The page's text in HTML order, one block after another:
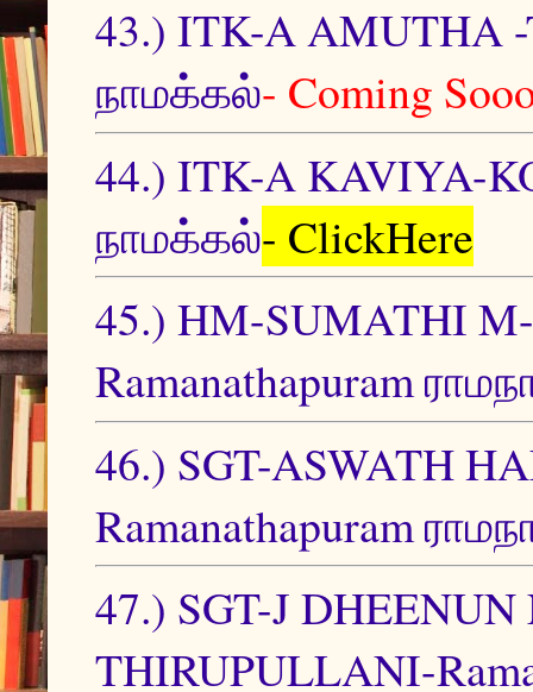
43.) ITK-A AMUTHA -
நாமக்கல்- Coming
44.) ITK-A KAVIYA-
நாமக்கல்- ClickHere
45.) HM-SUMATHI
Ramanathapuram
46.) SGT-ASWATH
Ramanathapuram
47.) SGT-J
THIRUPULLANI-